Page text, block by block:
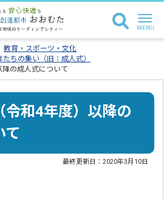
教育・スポーツ・文化
たちの集い（旧：成人式）
の成人式について
令和4年度）以降の
て
最終更新日：2020年3月10日